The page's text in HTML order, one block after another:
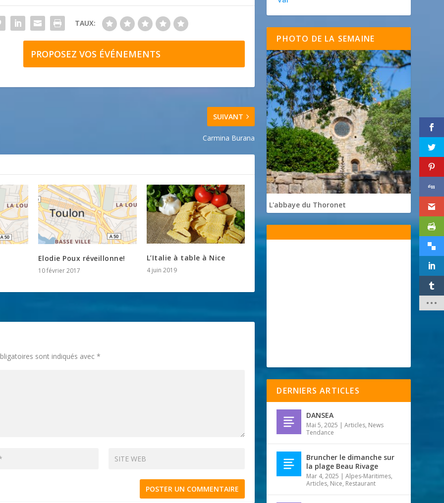
TAUX:
PROPOSEZ VOS ÉVÉNEMENTS
SUIVANT
Carmina Burana
Elodie Poux réveillonne!
10 février 2017
L’Italie à table à Nice
4 juin 2019
sont indiqués avec*
PHOTO DE LA SEMAINE
L'abbaye du Thoronet
DERNIERS ARTICLES
DANSEA
Mai 5, 2025 |Articles, News
Tendance
Bruncher le dimanche sur
la plage Beau Rivage
Mar 4, 2025 |Alpes-Maritimes,
Articles, Nice, Restaurant